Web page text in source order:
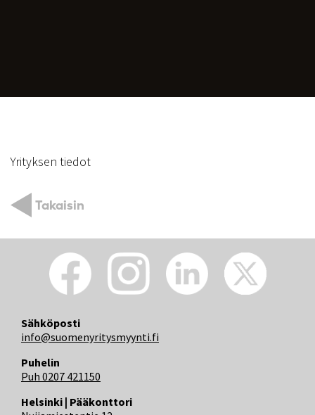
Yrityksen tiedot
Takaisin
Sähköposti
info@suomenyritysmyynti.fi
Puhelin
Puh 0207 421150
Helsinki | Pääkonttori